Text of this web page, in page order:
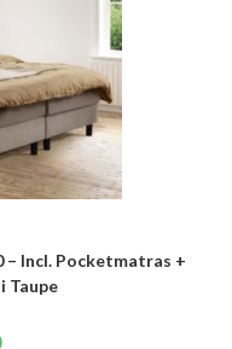
– Incl. Pocketmatras +
Taupe